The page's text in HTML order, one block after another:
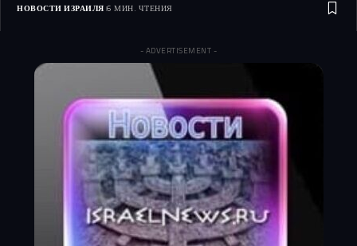
НОВОСТИ ИЗРАИЛЯ 6 МИН. ЧТЕНИЯ
- ADVERTISEMENT -